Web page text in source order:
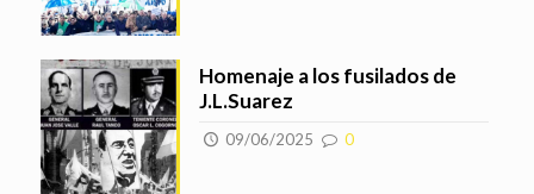
Homenaje a los fusilados de
J.L.Suarez
09/06/2025 0